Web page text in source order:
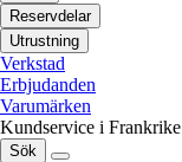
Reservdelar
Utrustning
Verkstad
Erbjudanden
Varumärken
Kundservice i Frankrike
Sök